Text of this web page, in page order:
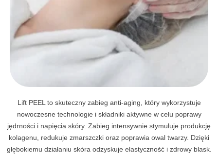
Lift PEEL to skuteczny zabieg anti-aging, który wykorzystuje
nowoczesne technologie i składniki aktywne w celu poprawy
jędrności i napięcia skóry. Zabieg intensywnie stymuluje produkcję
kolagenu, redukuje zmarszczki oraz poprawia owal twarzy. Dzięki
głębokiemu działaniu skóra odzyskuje elastyczność i zdrowy blask.